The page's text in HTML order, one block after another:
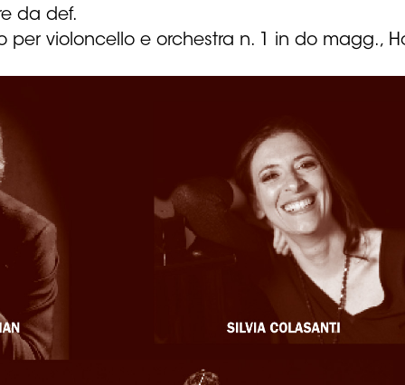
da def.
per violoncello e orchestra n. 1 in do magg.,